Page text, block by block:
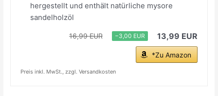
hergestellt und enthält natürliche mysore
sandelholzöl
16,99 EUR −3,00 EUR 13,99 EUR
*Zu Amazon
Preis inkl. MwSt., zzgl. Versandkosten